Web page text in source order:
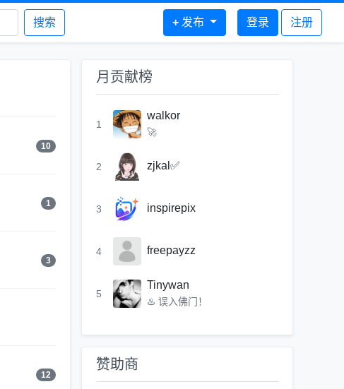
搜索 + 发布 登录 注册
10
1
3
12
月贡献榜
1
walkor
🚀
2 zjkal✅
3 inspirepix
4 freepayzz
5
Tinywan
♨️ 误入佛门！
赞助商